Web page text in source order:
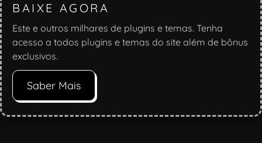
BAIXE AGORA
Este e outros milhares de plugins e temas. Tenha
acesso a todos plugins e temas do site além de bônus
exclusivos.
Saber Mais